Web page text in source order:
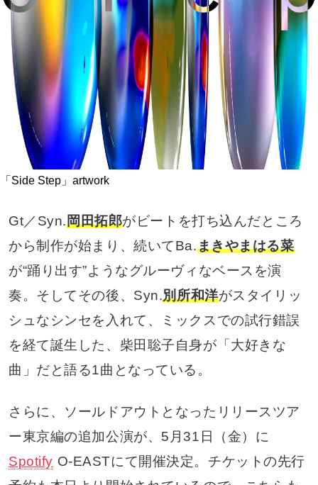
「Side Step」artwork
Gt／Syn.岡田拓郎がビートを打ち込んだところ
から制作が始まり、続いてBa.まきやまはる菜
が“踊り出す”ようなグルーヴィなベースを演
奏。そしてその後、Syn.別所和洋がスタイリッ
シュなシンセを入れて、ミックスでの試行錯誤
を経て誕生した、柴田聡子自身が「大好きな
曲」だと語る1曲となっている。
さらに、ソールドアウトとなったリリースツア
ー東京編の追加公演が、5月31日（金）に
Spotify O-EASTにて開催決定。チケットの先行